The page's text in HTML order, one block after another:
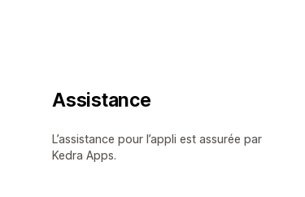
Assistance
L’assistance pour l’appli est assurée par
Kedra Apps.